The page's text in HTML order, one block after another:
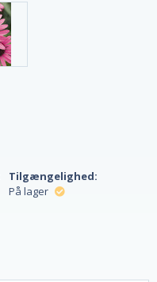
Tilgængelighed:
På lager